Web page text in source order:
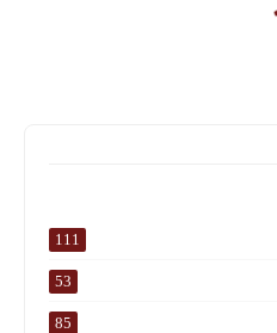
111
53
85